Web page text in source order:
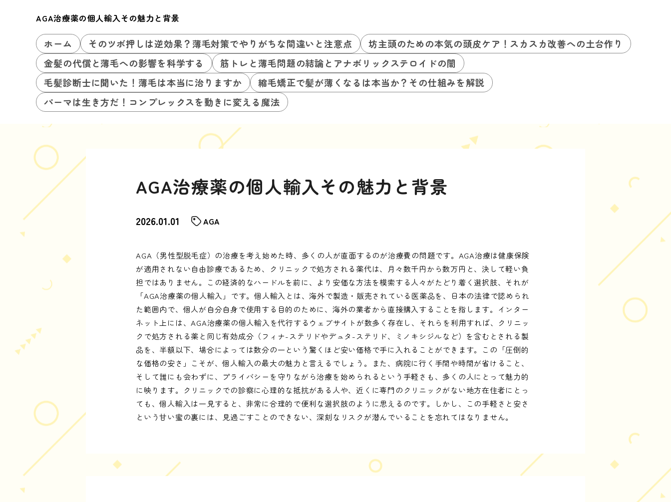
AGA治療薬の個人輸入その魅力と背景
ホーム そのツボ押しは逆効果？薄毛対策でやりがちな間違いと注意点
坊主頭のための本気の頭皮ケア！スカスカ改善への土台作り
金髪の代償と薄毛への影響を科学する
筋トレと薄毛問題の結論とアナボリックステロイドの闇
毛髪診断士に聞いた！薄毛は本当に治りますか
縮毛矯正で髪が薄くなるは本当か？その仕組みを解説
パーマは生き方だ！コンプレックスを動きに変える魔法
AGA治療薬の個人輸入その魅力と背景
2026.01.01 AGA
AGA（男性型脱毛症）の治療を考え始めた時、多くの人が直面するのが治療費の問題です。AGA治療は健康保険
が適用されない自由診療であるため、クリニックで処方される薬代は、月々数千円から数万円と、決して軽い負
担ではありません。この経済的なハードルを前に、より安価な方法を模索する人々がたどり着く選択肢、それが
「AGA治療薬の個人輸入」です。個人輸入とは、海外で製造・販売されている医薬品を、日本の法律で認められ
た範囲内で、個人が自分自身で使用する目的のために、海外の業者から直接購入することを指します。インター
ネット上には、AGA治療薬の個人輸入を代行するウェブサイトが数多く存在し、それらを利用すれば、クリニッ
クで処方される薬と同じ有効成分（フィナ-ステリドやデュタ-ステリド、ミノキシジルなど）を含むとされる製
品を、半額以下、場合によっては数分の一という驚くほど安い価格で手に入れることができます。この「圧倒的
な価格の安さ」こそが、個人輸入の最大の魅力と言えるでしょう。また、病院に行く手間や時間が省けること、
そして誰にも会わずに、プライバシーを守りながら治療を始められるという手軽さも、多くの人にとって魅力的
に映ります。クリニックでの診察に心理的な抵抗がある人や、近くに専門のクリニックがない地方在住者にとっ
ても、個人輸入は一見すると、非常に合理的で便利な選択肢のように思えるのです。しかし、この手軽さと安さ
という甘い蜜の裏には、見過ごすことのできない、深刻なリスクが潜んでいることを忘れてはなりません。